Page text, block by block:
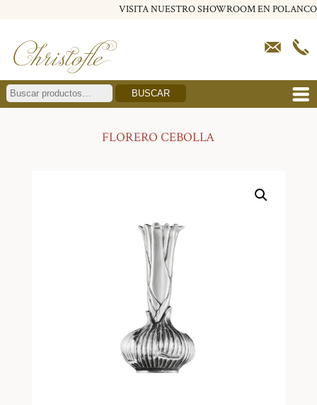
VISITA NUESTRO SHOWROOM EN POLANCO
BUSCAR
FLORERO CEBOLLA